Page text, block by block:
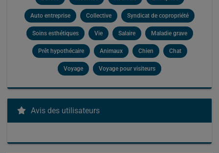
Auto entreprise Collective Syndicat de copropriété
Soins esthétiques Vie Salaire Maladie grave
Prêt hypothécaire Animaux Chien Chat
Voyage Voyage pour visiteurs
Avis des utilisateurs